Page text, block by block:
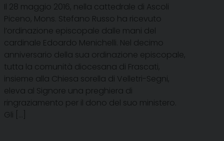
Il 28 maggio 2016, nella cattedrale di Ascoli
Piceno, Mons. Stefano Russo ha ricevuto
l’ordinazione episcopale dalle mani del
cardinale Edoardo Menichelli. Nel decimo
anniversario della sua ordinazione episcopale,
tutta la comunità diocesana di Frascati,
insieme alla Chiesa sorella di Velletri-Segni,
eleva al Signore una preghiera di
ringraziamento per il dono del suo ministero.
Gli […]